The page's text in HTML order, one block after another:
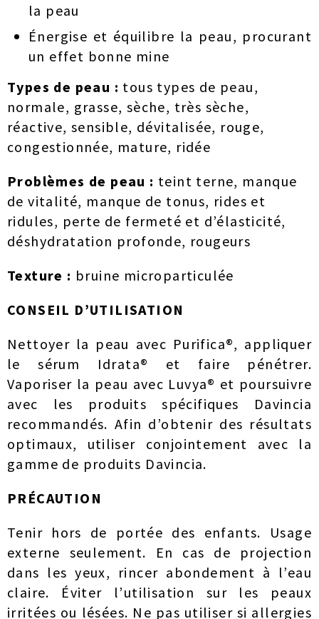
la peau
Énergise et équilibre la peau, procurant
un effet bonne mine
Types de peau : tous types de peau,
normale, grasse, sèche, très sèche,
réactive, sensible, dévitalisée, rouge,
congestionnée, mature, ridée
Problèmes de peau : teint terne, manque
de vitalité, manque de tonus, rides et
ridules, perte de fermeté et d’élasticité,
déshydratation profonde, rougeurs
Texture : bruine microparticulée
CONSEIL D’UTILISATION
Nettoyer la peau avec Purifica®, appliquer
le sérum Idrata® et faire pénétrer.
Vaporiser la peau avec Luvya® et poursuivre
avec les produits spécifiques Davincia
recommandés. Afin d’obtenir des résultats
optimaux, utiliser conjointement avec la
gamme de produits Davincia.
PRÉCAUTION
Tenir hors de portée des enfants. Usage
externe seulement. En cas de projection
dans les yeux, rincer abondement à l’eau
claire. Éviter l’utilisation sur les peaux
irritées ou lésées. Ne pas utiliser si allergies